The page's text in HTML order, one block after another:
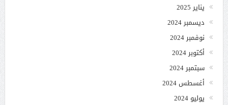
يناير 2025
ديسمبر 2024
نوفمبر 2024
أكتوبر 2024
سبتمبر 2024
أغسطس 2024
يوليو 2024